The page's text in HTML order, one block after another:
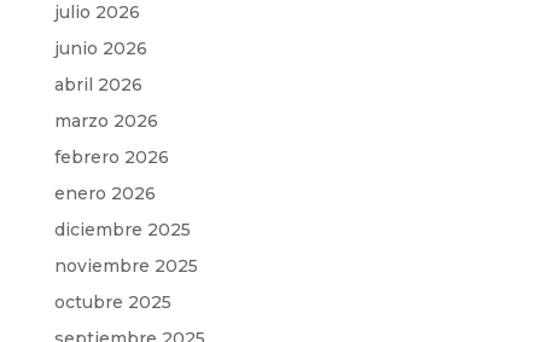
julio 2026
junio 2026
abril 2026
marzo 2026
febrero 2026
enero 2026
diciembre 2025
noviembre 2025
octubre 2025